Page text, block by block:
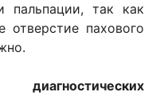
пальпации, так как
отверстие пахового